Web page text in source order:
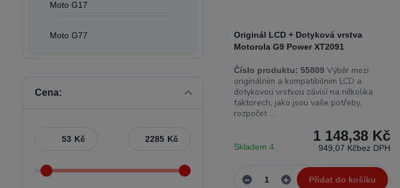
Originál LCD + Dotyková vrstva
Motorola G9 Power XT2091
Číslo produktu: 55809 Výběr mezi
originálním a kompatibilním LCD a
dotykovou vrstvou závisí na několika
faktorech, jako jsou vaše potřeby,
rozpočet ...
1 148,38 Kč
949,07 Kčbez DPH
Skladem 4
Přidat do košíku
Moto G17
Moto G77
Cena:
Kč Kč